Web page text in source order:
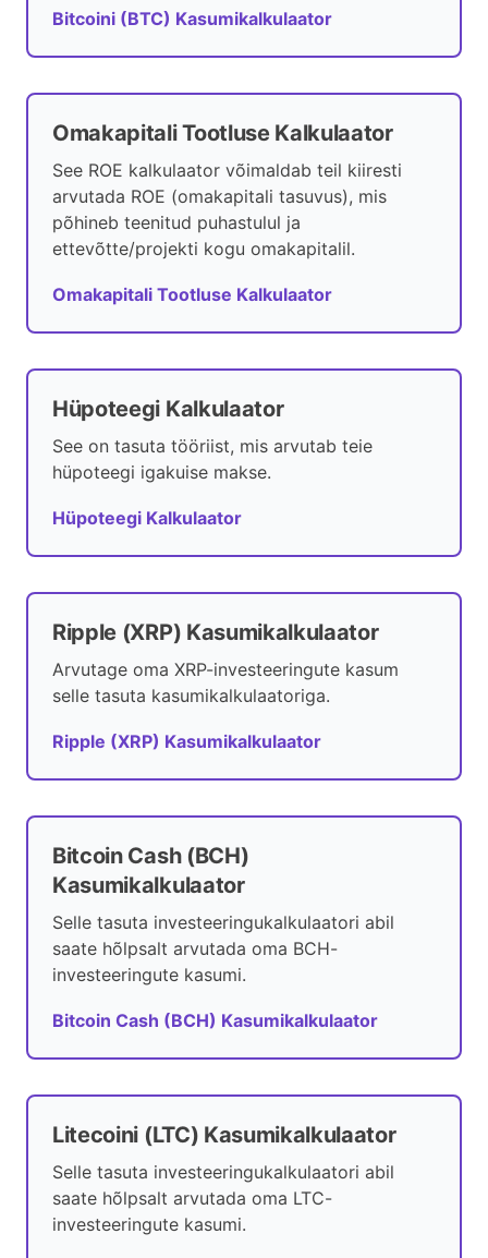
Bitcoini (BTC) Kasumikalkulaator
Omakapitali Tootluse Kalkulaator
See ROE kalkulaator võimaldab teil kiiresti
arvutada ROE (omakapitali tasuvus), mis
põhineb teenitud puhastulul ja
ettevõtte/projekti kogu omakapitalil.
Omakapitali Tootluse Kalkulaator
Hüpoteegi Kalkulaator
See on tasuta tööriist, mis arvutab teie
hüpoteegi igakuise makse.
Hüpoteegi Kalkulaator
Ripple (XRP) Kasumikalkulaator
Arvutage oma XRP-investeeringute kasum
selle tasuta kasumikalkulaatoriga.
Ripple (XRP) Kasumikalkulaator
Bitcoin Cash (BCH)
Kasumikalkulaator
Selle tasuta investeeringukalkulaatori abil
saate hõlpsalt arvutada oma BCH-
investeeringute kasumi.
Bitcoin Cash (BCH) Kasumikalkulaator
Litecoini (LTC) Kasumikalkulaator
Selle tasuta investeeringukalkulaatori abil
saate hõlpsalt arvutada oma LTC-
investeeringute kasumi.